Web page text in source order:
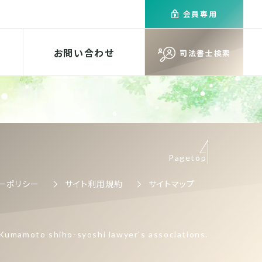
司法書士検索
お問い合わせ
会員専用
ポリシー サイト利用規約 サイトマップ
Pagetop
shiho-syoshi lawyer's associations.